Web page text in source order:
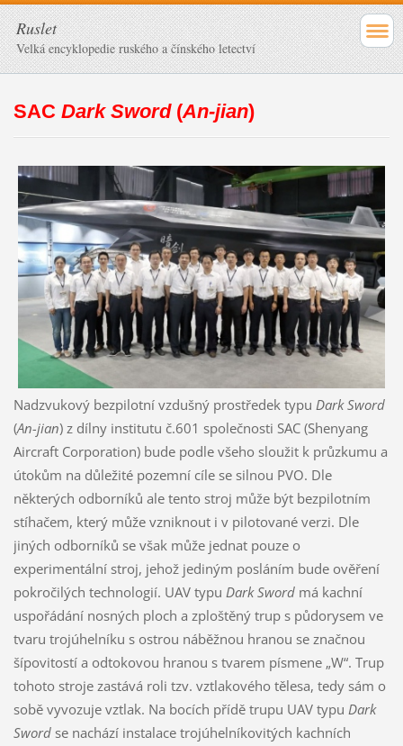
Ruslet
Velká encyklopedie ruského a čínského letectví
SAC Dark Sword(An-jian)
Nadzvukový bezpilotní vzdušný prostředek typu Dark Sword
(An-jian) z dílny institutu č.601 společnosti SAC (Shenyang
Aircraft Corporation) bude podle všeho sloužit k průzkumu a
útokům na důležité pozemní cíle se silnou PVO. Dle
některých odborníků ale tento stroj může být bezpilotním
stíhačem, který může vzniknout i v pilotované verzi. Dle
jiných odborníků se však může jednat pouze o
experimentální stroj, jehož jediným posláním bude ověření
pokročilých technologií. UAV typu Dark Swordmá kachní
uspořádání nosných ploch a zploštěný trup s půdorysem ve
tvaru trojúhelníku s ostrou náběžnou hranou se značnou
šípovitostí a odtokovou hranou s tvarem písmene „W“. Trup
tohoto stroje zastává roli tzv. vztlakového tělesa, tedy sám o
sobě vyvozuje vztlak. Na bocích přídě trupu UAV typu Dark
Swordse nachází instalace trojúhelníkovitých kachních